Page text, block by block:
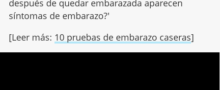
después de quedar embarazada aparecen
síntomas de embarazo?'
[Leer más: 10 pruebas de embarazo caseras]